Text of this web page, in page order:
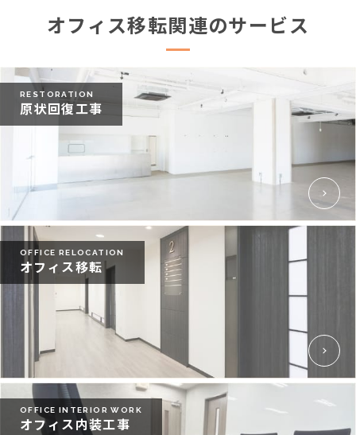
オフィス移転関連のサービス
RESTORATION
原状回復工事
OFFICE RELOCATION
オフィス移転
OFFICE INTERIOR WORK
オフィス内装工事